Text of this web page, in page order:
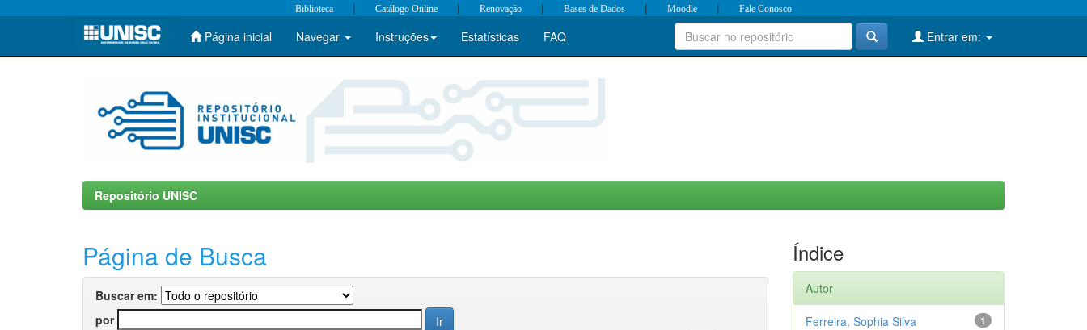
Skip
Biblioteca | Catálogo Online | Renovação | Bases de Dados | Moodle | Fale Conosco
Página inicial Navegar Instruções Estatísticas FAQ Entrar em:
Repositório UNISC
Página de Busca
Buscar em:
por
Índice
Autor
1
Ferreira, Sophia Silva